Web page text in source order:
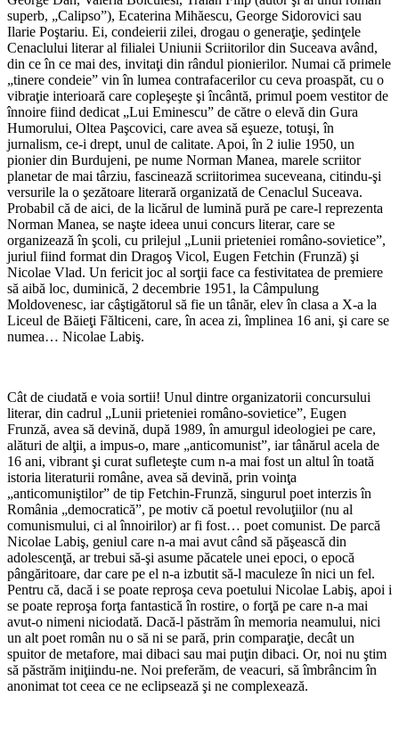
superb, „Calipso”), Ecaterina Mihăescu, George Sidorovici sau
Ilarie Poştariu. Ei, condeierii zilei, drogau o generaţie, şedinţele
Cenaclului literar al filialei Uniunii Scriitorilor din Suceava având,
din ce în ce mai des, invitaţi din rândul pionierilor. Numai că primele
„tinere condeie” vin în lumea contrafacerilor cu ceva proaspăt, cu o
vibraţie interioară care copleşeşte şi încântă, primul poem vestitor de
înnoire fiind dedicat „Lui Eminescu” de către o elevă din Gura
Humorului, Oltea Paşcovici, care avea să eşueze, totuşi, în
jurnalism, ce-i drept, unul de calitate. Apoi, în 2 iulie 1950, un
pionier din Burdujeni, pe nume Norman Manea, marele scriitor
planetar de mai târziu, fascinează scriitorimea suceveana, citindu-şi
versurile la o şezătoare literară organizată de Cenaclul Suceava.
Probabil că de aici, de la licărul de lumină pură pe care-l reprezenta
Norman Manea, se naşte ideea unui concurs literar, care se
organizează în şcoli, cu prilejul „Lunii prieteniei româno-sovietice”,
juriul fiind format din Dragoş Vicol, Eugen Fetchin (Frunză) şi
Nicolae Vlad. Un fericit joc al sorţii face ca festivitatea de premiere
să aibă loc, duminică, 2 decembrie 1951, la Câmpulung
Moldovenesc, iar câştigătorul să fie un tânăr, elev în clasa a X-a la
Liceul de Băieţi Fălticeni, care, în acea zi, împlinea 16 ani, şi care se
numea… Nicolae Labiş.
Cât de ciudată e voia sortii! Unul dintre organizatorii concursului
literar, din cadrul „Lunii prieteniei româno-sovietice”, Eugen
Frunză, avea să devină, după 1989, în amurgul ideologiei pe care,
alături de alţii, a impus-o, mare „anticomunist”, iar tânărul acela de
16 ani, vibrant şi curat sufleteşte cum n-a mai fost un altul în toată
istoria literaturii române, avea să devină, prin voinţa
„anticomuniştilor” de tip Fetchin-Frunză, singurul poet interzis în
România „democratică”, pe motiv că poetul revoluţiilor (nu al
comunismului, ci al înnoirilor) ar fi fost… poet comunist. De parcă
Nicolae Labiş, geniul care n-a mai avut când să păşească din
adolescenţă, ar trebui să-şi asume păcatele unei epoci, o epocă
pângăritoare, dar care pe el n-a izbutit să-l maculeze în nici un fel.
Pentru că, dacă i se poate reproşa ceva poetului Nicolae Labiş, apoi i
se poate reproşa forţa fantastică în rostire, o forţă pe care n-a mai
avut-o nimeni niciodată. Dacă-l păstrăm în memoria neamului, nici
un alt poet român nu o să ni se pară, prin comparaţie, decât un
spuitor de metafore, mai dibaci sau mai puţin dibaci. Or, noi nu ştim
să păstrăm iniţiindu-ne. Noi preferăm, de veacuri, să îmbrâncim în
anonimat tot ceea ce ne eclipsează şi ne complexează.